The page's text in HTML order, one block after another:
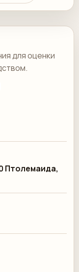
для оценки
Птолемаида,